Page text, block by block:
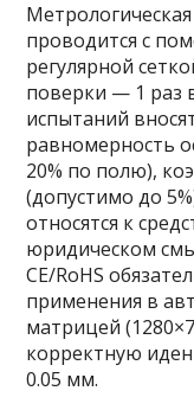
проводится с
регулярной
поверки — 1 раз
испытаний
равномерность
20% по полю),
(допустимо до
относятся к
юридическом
CE/RoHS
применения в
матрицей
корректную
0.05 мм.